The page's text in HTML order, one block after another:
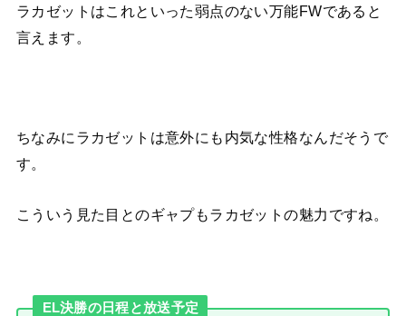
ラカゼットはこれといった弱点のない万能FWであると
言えます。
ちなみにラカゼットは意外にも内気な性格なんだそうで
す。
こういう見た目とのギャプもラカゼットの魅力ですね。
EL決勝の日程と放送予定